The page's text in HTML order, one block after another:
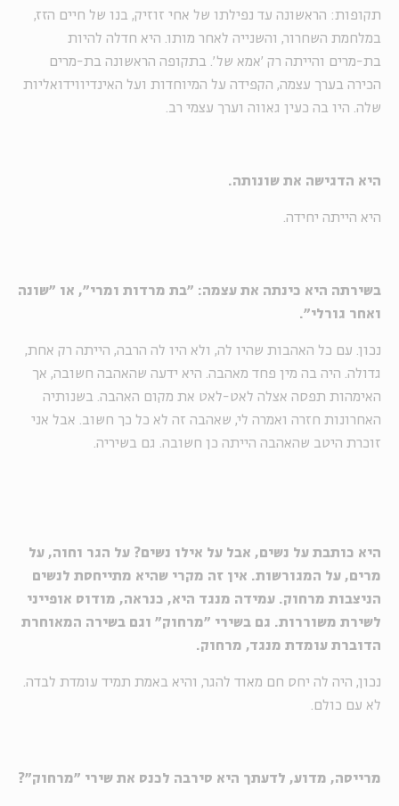
תקופות: הראשונה עד נפילתו של אחי זוזיק, בנו של חיים הזז,
במלחמת השחרור, והשנייה לאחר מותו. היא חדלה להיות
בת-מרים והייתה רק 'אמא של'. בתקופה הראשונה בת-מרים
הכירה בערך עצמה, הקפידה על המיוחדות ועל האינדיווידואליות
שלה. היו בה כעין גאווה וערך עצמי רב.
היא הדגישה את שונותה.
היא הייתה יחידה.
בשירתה היא כינתה את עצמה: "בת מרדות ומרי", או "שונה
ואחר גורלי".
נכון. עם כל האהבות שהיו לה, ולא היו לה הרבה, הייתה רק אחת,
גדולה. היה בה מין פחד מאהבה. היא ידעה שהאהבה חשובה, אך
האימהות תפסה אצלה לאט-לאט את מקום האהבה. בשנותיה
האחרונות חזרה ואמרה לי, שאהבה זה לא כל כך חשוב. אבל אני
זוכרת היטב שהאהבה הייתה כן חשובה. גם בשיריה.
היא כותבת על נשים, אבל על אילו נשים? על הגר וחוה, על
מרים, על המגורשות. אין זה מקרי שהיא מתייחסת לנשים
הניצבות מרחוק. עמידה מנגד היא, כנראה, מודוס אופייני
לשירת משוררות. גם בשירי "מרחוק" וגם בשירה המאוחרת
הדוברת עומדת מנגד, מרחוק.
נכון, היה לה יחס חם מאוד להגר, והיא באמת תמיד עומדת לבדה.
לא עם כולם.
מרייסה, מדוע, לדעתך היא סירבה לכנס את שירי "מרחוק"?